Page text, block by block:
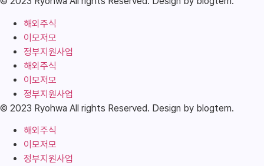
해외주식
이모저모
정부지원사업
해외주식
이모저모
정부지원사업
© 2023 Ryohwa All rights Reserved. Design by blogtem.
해외주식
이모저모
정부지원사업